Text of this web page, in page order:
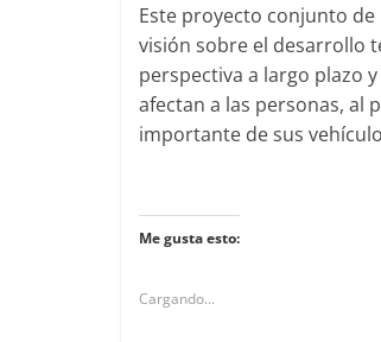
Este proyecto conjunto de
visión sobre el desarrollo
perspectiva a largo plazo
afectan a las personas, al
importante de sus
Me gusta esto:
Cargando...